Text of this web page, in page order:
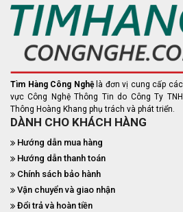
Tìm Hàng Công Nghệ là đơn vị cung cấp
vực Công Nghệ Thông Tin do Công Ty
Thông Hoàng Khang phụ trách và phát triển.
DÀNH CHO KHÁCH HÀNG
Hướng dẫn mua hàng
Hướng dẫn thanh toán
Chính sách bảo hành
Vận chuyển và giao nhận
Đổi trả và hoàn tiền